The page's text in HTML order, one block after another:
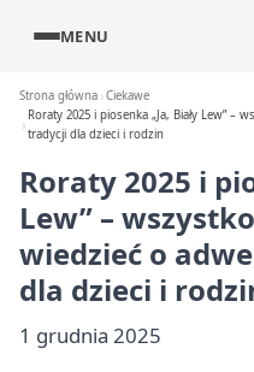
MENU
Strona główna Ciekawe
Roraty 2025 i piosenka „Ja, Biały Lew”
tradycji dla dzieci i rodzin
Roraty 2025 i
Lew” –
wiedzieć o
dla dzieci i
1 grudnia 2025